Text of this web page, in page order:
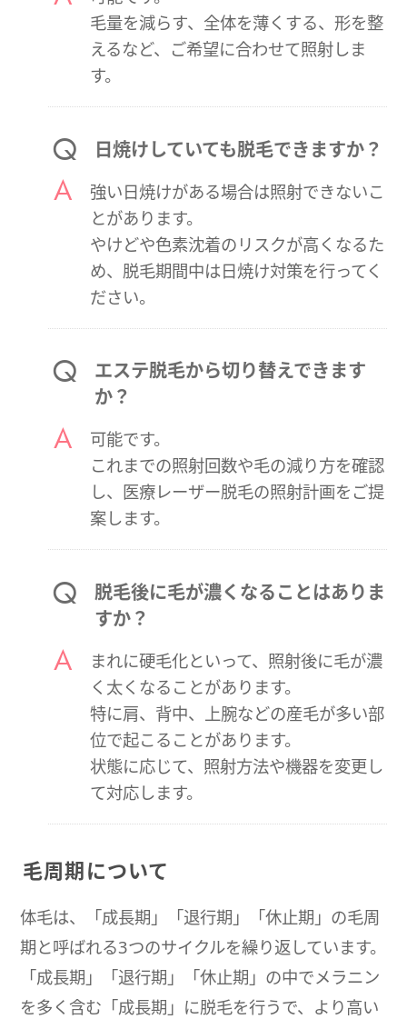
毛量を減らす、全体を薄くする、形を整
えるなど、ご希望に合わせて照射しま
す。
日焼けしていても脱毛できますか？
強い日焼けがある場合は照射できないこ
とがあります。
やけどや色素沈着のリスクが高くなるた
め、脱毛期間中は日焼け対策を行ってく
ださい。
エステ脱毛から切り替えできます
か？
可能です。
これまでの照射回数や毛の減り方を確認
し、医療レーザー脱毛の照射計画をご提
案します。
脱毛後に毛が濃くなることはありま
すか？
まれに硬毛化といって、照射後に毛が濃
く太くなることがあります。
特に肩、背中、上腕などの産毛が多い部
位で起こることがあります。
状態に応じて、照射方法や機器を変更し
て対応します。
毛周期について
体毛は、「成長期」「退行期」「休止期」の毛周
期と呼ばれる3つのサイクルを繰り返しています。
「成長期」「退行期」「休止期」の中でメラニン
を多く含む「成長期」に脱毛を行うで、より高い